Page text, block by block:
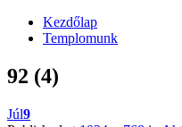
Kezdőlap
Templomunk
92 (4)
Júl9